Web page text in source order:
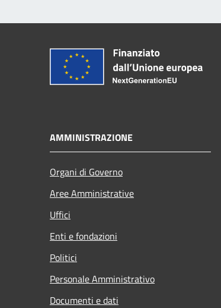
AMMINISTRAZIONE
Organi di Governo
Aree Amministrative
Uffici
Enti e fondazioni
Politici
Personale Amministrativo
Documenti e dati